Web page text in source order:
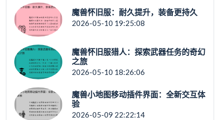
魔兽怀旧服：耐久提升，装备更持久
2026-05-10 19:25:08
魔兽怀旧服猎人：探索武器任务的奇幻
之旅
2026-05-10 18:26:06
魔兽小地图移动插件界面：全新交互体
验
2026-05-09 22:22:14